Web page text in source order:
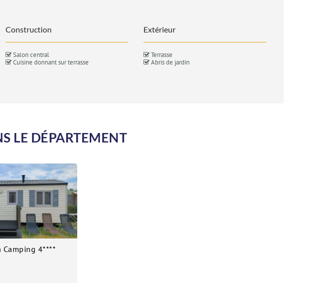
Construction
Salon central
Cuisine donnant sur terrasse
Extérieur
Terrasse
Abris de jardin
LE DÉPARTEMENT
Camping 4****